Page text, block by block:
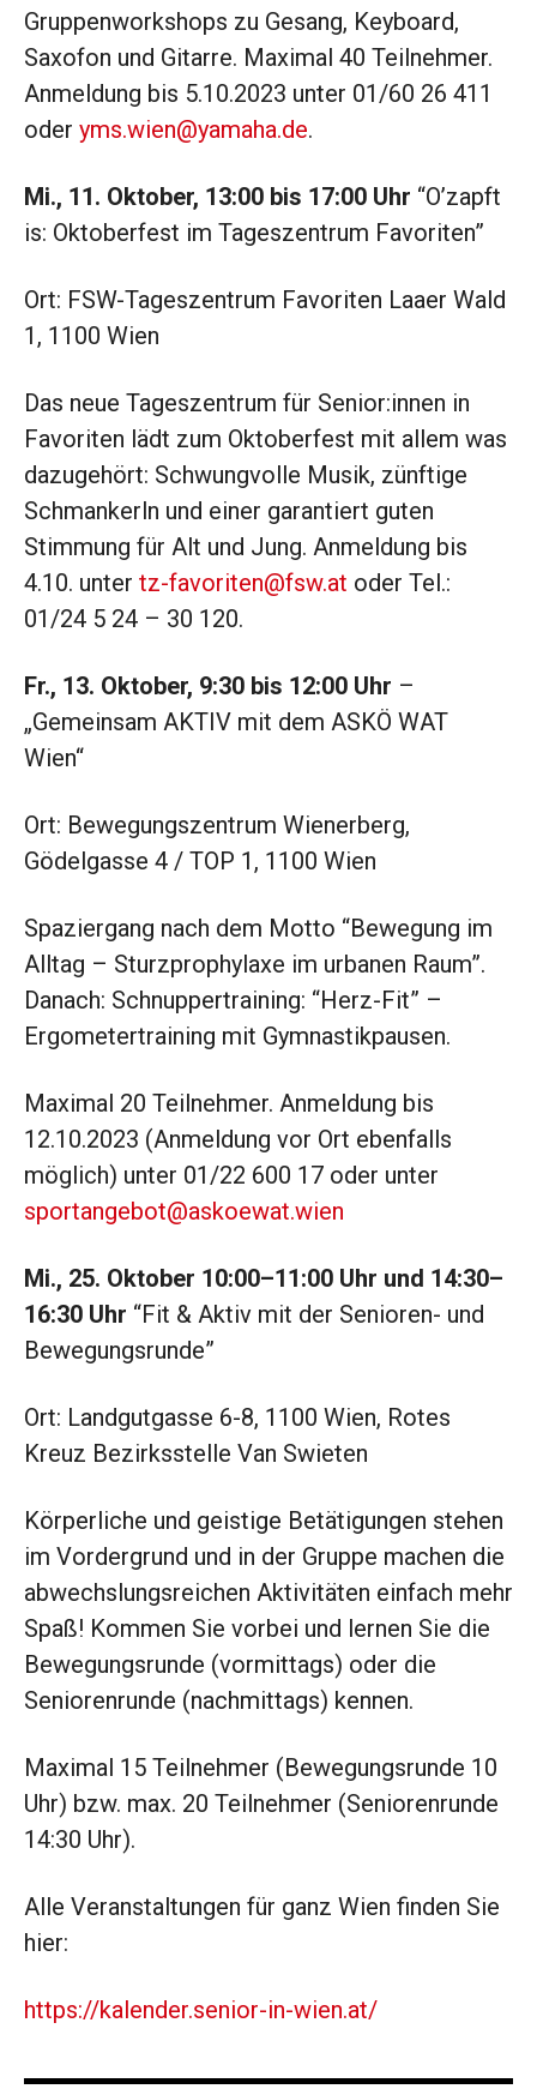
Gruppenworkshops zu Gesang, Keyboard,
Saxofon und Gitarre. Maximal 40 Teilnehmer.
Anmeldung bis 5.10.2023 unter 01/60 26 411
oder yms.wien@yamaha.de.
Mi., 11. Oktober, 13:00 bis 17:00 Uhr “O’zapft
is: Oktoberfest im Tageszentrum Favoriten”
Ort: FSW-Tageszentrum Favoriten Laaer Wald
1, 1100 Wien
Das neue Tageszentrum für Senior:innen in
Favoriten lädt zum Oktoberfest mit allem was
dazugehört: Schwungvolle Musik, zünftige
Schmankerln und einer garantiert guten
Stimmung für Alt und Jung. Anmeldung bis
4.10. unter tz-favoriten@fsw.at oder Tel.:
01/24 5 24 – 30 120.
Fr., 13. Oktober, 9:30 bis 12:00 Uhr –
„Gemeinsam AKTIV mit dem ASKÖ WAT
Wien“
Ort: Bewegungszentrum Wienerberg,
Gödelgasse 4 / TOP 1, 1100 Wien
Spaziergang nach dem Motto “Bewegung im
Alltag – Sturzprophylaxe im urbanen Raum”.
Danach: Schnuppertraining: “Herz-Fit” –
Ergometertraining mit Gymnastikpausen.
Maximal 20 Teilnehmer. Anmeldung bis
12.10.2023 (Anmeldung vor Ort ebenfalls
möglich) unter 01/22 600 17 oder unter
sportangebot@askoewat.wien
Mi., 25. Oktober 10:00–11:00 Uhr und 14:30–
16:30 Uhr “Fit & Aktiv mit der Senioren- und
Bewegungsrunde”
Ort: Landgutgasse 6-8, 1100 Wien, Rotes
Kreuz Bezirksstelle Van Swieten
Körperliche und geistige Betätigungen stehen
im Vordergrund und in der Gruppe machen die
abwechslungsreichen Aktivitäten einfach mehr
Spaß! Kommen Sie vorbei und lernen Sie die
Bewegungsrunde (vormittags) oder die
Seniorenrunde (nachmittags) kennen.
Maximal 15 Teilnehmer (Bewegungsrunde 10
Uhr) bzw. max. 20 Teilnehmer (Seniorenrunde
14:30 Uhr).
Alle Veranstaltungen für ganz Wien finden Sie
hier:
https://kalender.senior-in-wien.at/